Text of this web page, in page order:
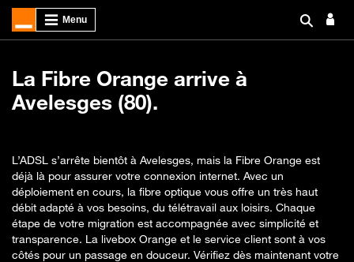
La Fibre Orange arrive à
Avelesges (80).
L’ADSL s’arrête bientôt à Avelesges, mais la Fibre Orange est
déjà là pour assurer votre connexion internet. Avec un
déploiement en cours, la fibre optique vous offre un très haut
débit adapté à vos besoins, du télétravail aux loisirs. Chaque
étape de votre migration est accompagnée avec simplicité et
transparence. La livebox Orange et le service client sont à vos
côtés pour un passage en douceur. Vérifiez dès maintenant votre